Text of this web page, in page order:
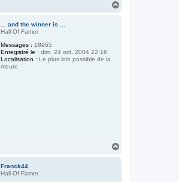
... and the winner is ...
Hall Of Famer
Messages : 18965
Enregistré le : dim. 24 oct. 2004 22:16
Localisation : Le plus loin possible de la
meute
Franck44
Hall Of Famer